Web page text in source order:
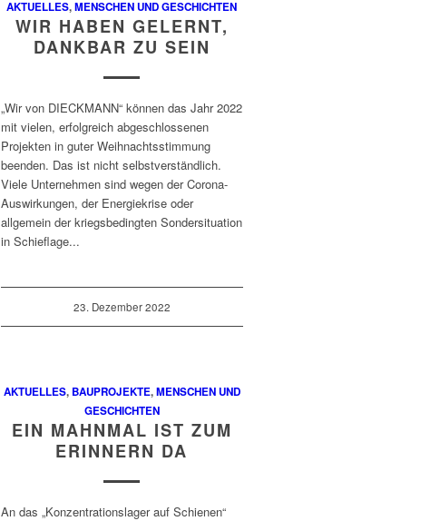
AKTUELLES,MENSCHEN UND GESCHICHTEN
WIR HABEN GELERNT,
DANKBAR ZU SEIN
„Wir von DIECKMANN“ können das Jahr 2022
mit vielen, erfolgreich abgeschlossenen
Projekten in guter Weihnachtsstimmung
beenden. Das ist nicht selbstverständlich.
Viele Unternehmen sind wegen der Corona-
Auswirkungen, der Energiekrise oder
allgemein der kriegsbedingten Sondersituation
in Schieflage...
23. Dezember 2022
AKTUELLES, BAUPROJEKTE,MENSCHEN UND
GESCHICHTEN
EIN MAHNMAL IST ZUM
ERINNERN DA
An das „Konzentrationslager auf Schienen“